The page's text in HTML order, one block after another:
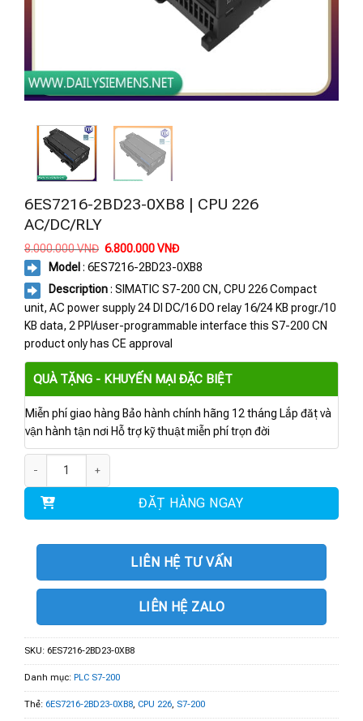
6ES7216-2BD23-0XB8 | CPU 226
AC/DC/RLY
8.000.000VNĐ Giá
là:
8.000.000 VNĐ.
6.800.000VNĐGiá
tại
là:
6.800.000 VNĐ.
Model : 6ES7216-2BD23-0XB8
Description: SIMATIC S7-200 CN, CPU 226 Compact
unit, AC power supply 24 DI DC/16 DO relay 16/24 KB progr./10
KB data, 2 PPI/user-programmable interface this S7-200 CN
product only has CE approval
QUÀ TẶNG - KHUYẾN MẠI ĐẶC BIỆT
Miễn phí giao hàng Bảo hành chính hãng 12 tháng Lắp đặt và
vận hành tận nơi Hỗ trợ kỹ thuật miễn phí trọn đời
ĐẶT HÀNG NGAY
LIÊN HỆ TƯ VẤN
LIÊN HỆ ZALO
SKU: 6ES7216-2BD23-0XB8
Danh mục: PLC S7-200
Thẻ: 6ES7216-2BD23-0XB8, CPU 226, S7-200